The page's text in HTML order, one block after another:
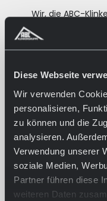
Diese Webseite
Wir verwenden
personalisieren,
zu können und die
analysieren.
Verwendung unserer
soziale Medien,
Partner führen diese
weiteren Daten
Wir, die ABC-
Gravenhorst
Zur
ÜBERSICHT
ABC-
KURATOR